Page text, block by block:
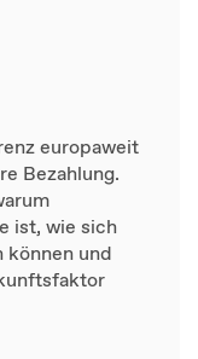
europaweit
Bezahlung.
ist, wie sich
können und